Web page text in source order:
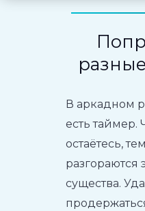
В аркадном
есть
остаётесь,
разгораются
существа.